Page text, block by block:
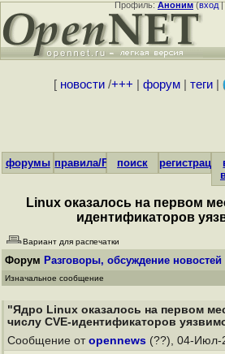
Профиль:Аноним(вход|
[ новости/+++ форум| теги|
форумы правила/FAQпоиск регистрация
Linux оказалось на первом
идентификаторов
Вариант для распечатки
Форум Разговоры, обсуждение новостей
Изначальное сообщение
"Ядро Linux оказалось на первом
числу CVE-идентификаторов
Сообщение от opennews (??), 04-Июл-